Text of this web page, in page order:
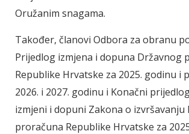
Oružanim snagama.
Također, članovi Odbora za obranu
Prijedlog izmjena i dopuna Državnog
Republike Hrvatske za 2025. godinu i
2026. i 2027. godinu i Konačni
izmjeni i dopuni Zakona o izvršavanju
proračuna Republike Hrvatske za